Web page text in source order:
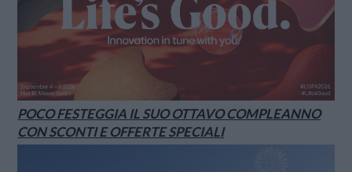
POCO FESTEGGIA IL SUO OTTAVO COMPLEANNO
CON SCONTI E OFFERTE SPECIALI